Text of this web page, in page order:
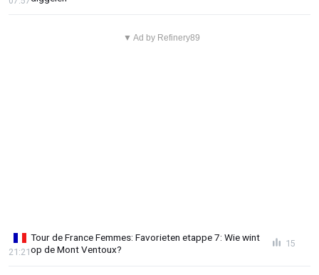
▼ Ad by Refinery89
Tour de France Femmes: Favorieten etappe 7: Wie wint
op de Mont Ventoux?
21:21
15